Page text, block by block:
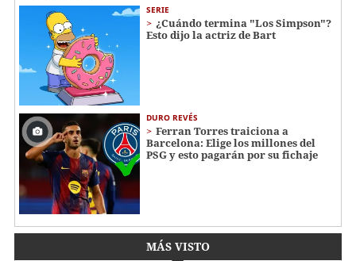
SERIE
¿Cuándo termina "Los Simpson"?
Esto dijo la actriz de Bart
DURO REVÉS
Ferran Torres traiciona a
Barcelona: Elige los millones del
PSG y esto pagarán por su fichaje
MÁS VISTO